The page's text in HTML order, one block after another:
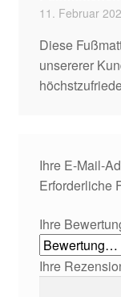
11. Februar
Diese
unsererer
Ihre E-Mail-
Erforderliche
Ihre
Ihre